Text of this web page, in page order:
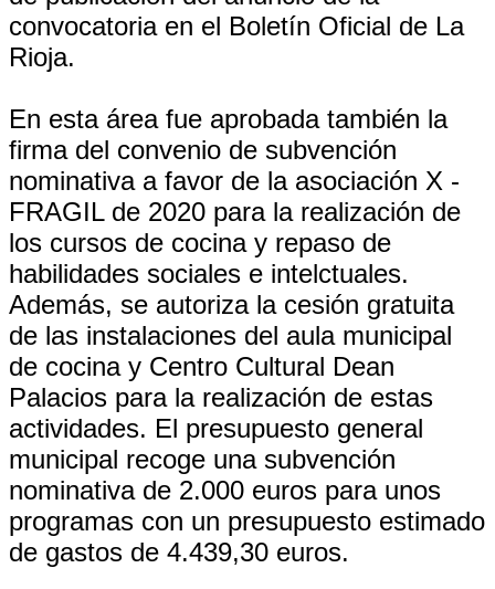
convocatoria en el Boletín Oficial de La
Rioja.
En esta área fue aprobada también la
firma del convenio de subvención
nominativa a favor de la asociación X -
FRAGIL de 2020 para la realización de
los cursos de cocina y repaso de
habilidades sociales e intelctuales.
Además, se autoriza la cesión gratuita
de las instalaciones del aula municipal
de cocina y Centro Cultural Dean
Palacios para la realización de estas
actividades. El presupuesto general
municipal recoge una subvención
nominativa de 2.000 euros para unos
programas con un presupuesto estimado
de gastos de 4.439,30 euros.